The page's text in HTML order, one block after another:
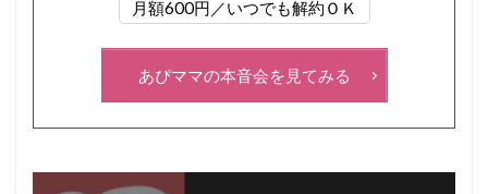
月額600円／いつでも解約ＯＫ
あぴママの本音会を見てみる